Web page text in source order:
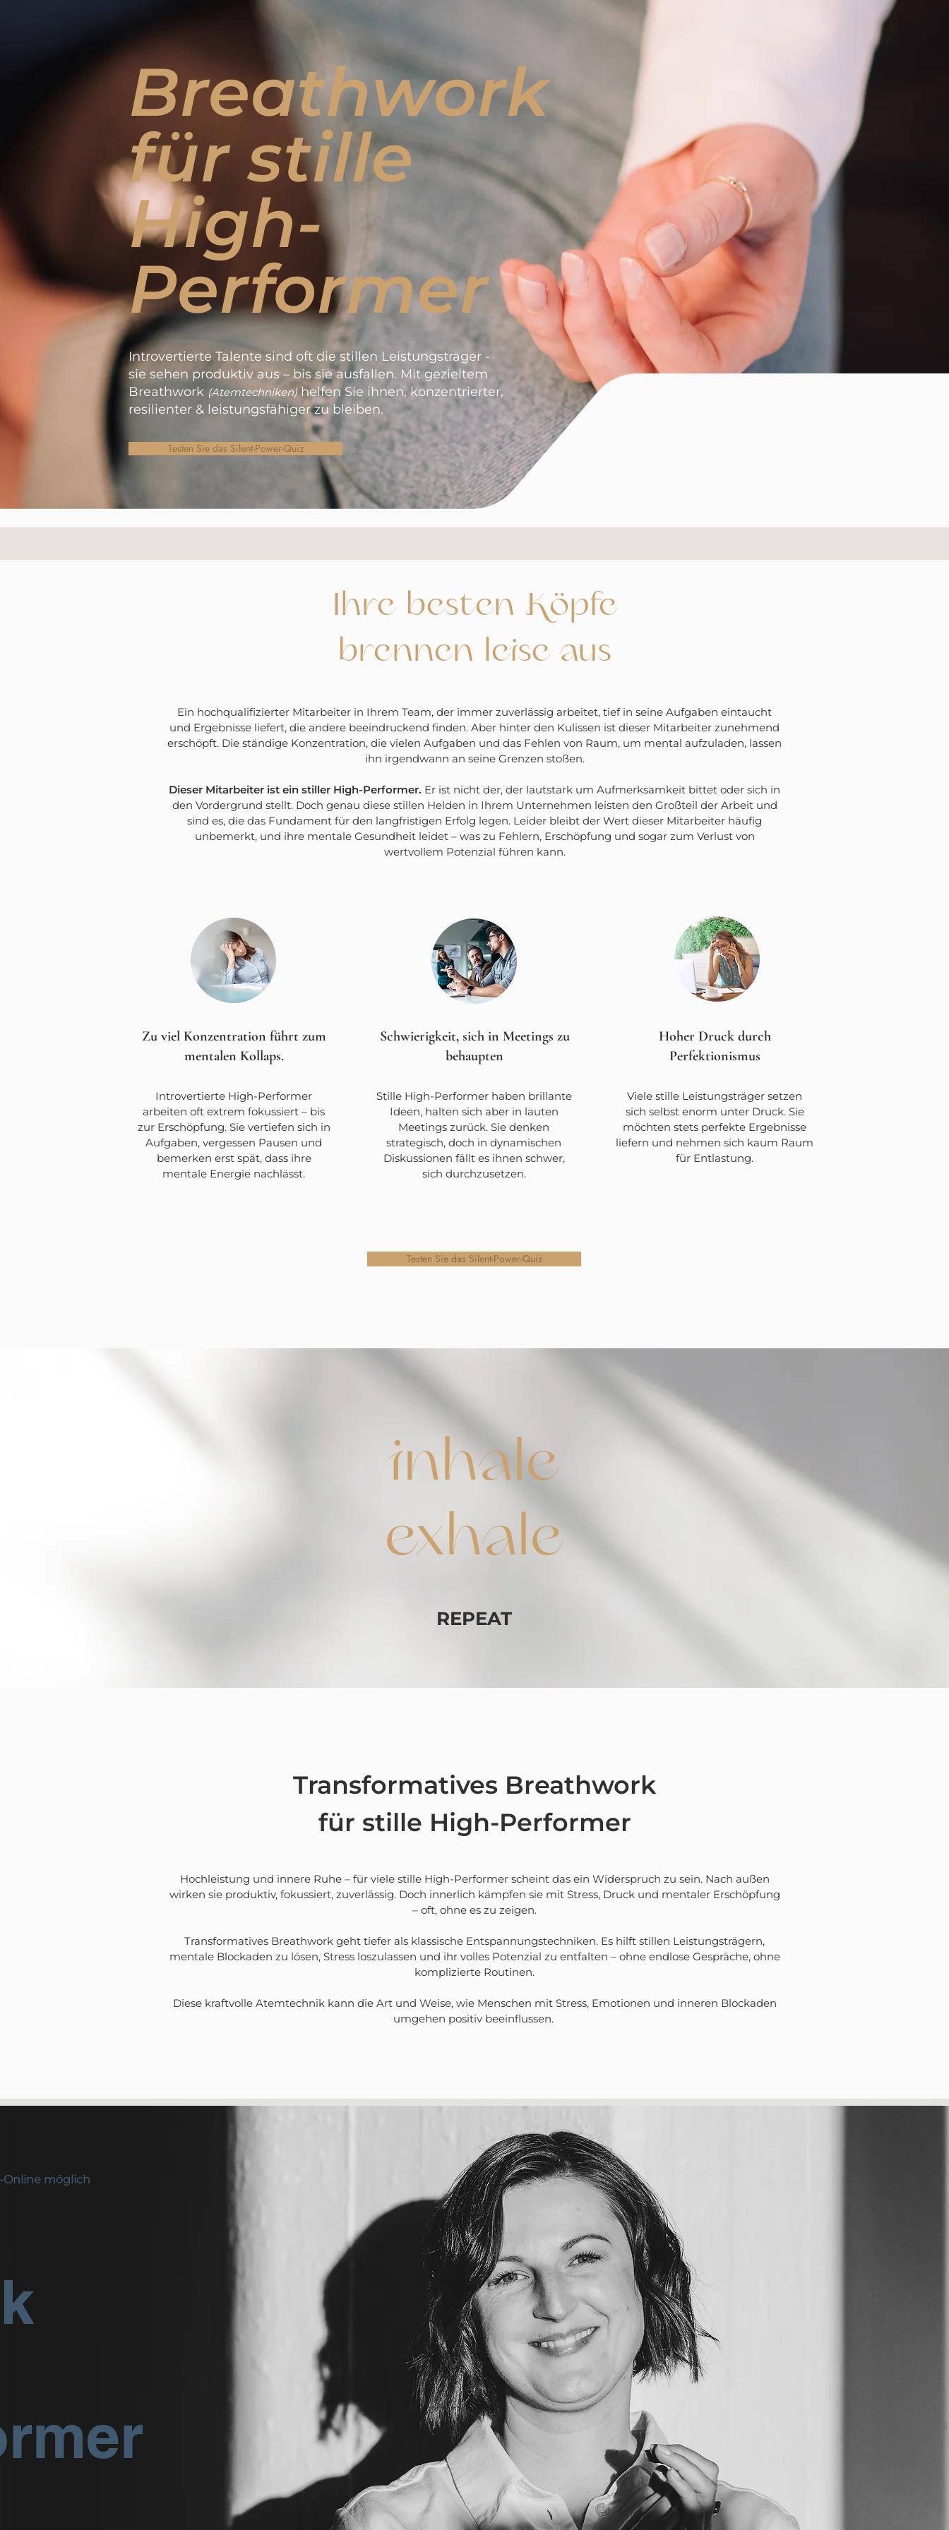
Breathwork
für stille
High-
Performer
​Introvertierte Talente sind oft die stillen Leistungsträger -
sie sehen produktiv aus – bis sie ausfallen. Mit gezieltem
Breathwork (Atemtechniken)helfen Sie ihnen, konzentrierter,
resilienter & leistungsfähiger zu bleiben.
Testen Sie das Silent-Power-Quiz
Ihre besten Köpfe
brennen leise aus
Ein hochqualifizierter Mitarbeiter in Ihrem Team, der immer zuverlässig arbeitet, tief in seine Aufgaben eintaucht
und Ergebnisse liefert, die andere beeindruckend finden. Aber hinter den Kulissen ist dieser Mitarbeiter zunehmend
erschöpft. Die ständige Konzentration, die vielen Aufgaben und das Fehlen von Raum, um mental aufzuladen, lassen
ihn irgendwann an seine Grenzen stoßen.
Dieser Mitarbeiter ist ein stiller High-Performer. Er ist nicht der, der lautstark um Aufmerksamkeit bittet oder sich in
den Vordergrund stellt. Doch genau diese stillen Helden in Ihrem Unternehmen leisten den Großteil der Arbeit und
sind es, die das Fundament für den langfristigen Erfolg legen. Leider bleibt der Wert dieser Mitarbeiter häufig
unbemerkt, und ihre mentale Gesundheit leidet – was zu Fehlern, Erschöpfung und sogar zum Verlust von
wertvollem Potenzial führen kann.
Zu viel Konzentration führt zum
mentalen Kollaps.
Introvertierte High-Performer
arbeiten oft extrem fokussiert – bis
zur Erschöpfung. Sie vertiefen sich in
Aufgaben, vergessen Pausen und
bemerken erst spät, dass ihre
mentale Energie nachlässt.
Schwierigkeit, sich in Meetings zu
behaupten
Stille High-Performer haben brillante
Ideen, halten sich aber in lauten
Meetings zurück. Sie denken
strategisch, doch in dynamischen
Diskussionen fällt es ihnen schwer,
sich durchzusetzen.
Hoher Druck durch
Perfektionismus
Viele stille Leistungsträger setzen
sich selbst enorm unter Druck. Sie
möchten stets perfekte Ergebnisse
liefern und nehmen sich kaum Raum
für Entlastung.
Testen Sie das Silent-Power-Quiz
inhale
exhale
REPEAT
Transformatives Breathwork
für stille High-Performer
Hochleistung und innere Ruhe – für viele stille High-Performer scheint das ein Widerspruch zu sein. Nach außen
wirken sie produktiv, fokussiert, zuverlässig. Doch innerlich kämpfen sie mit Stress, Druck und mentaler Erschöpfung
– oft, ohne es zu zeigen.
Transformatives Breathwork geht tiefer als klassische Entspannungstechniken. Es hilft stillen Leistungsträgern,
mentale Blockaden zu lösen, Stress loszulassen und ihr volles Potenzial zu entfalten – ohne endlose Gespräche, ohne
komplizierte Routinen.
Diese kraftvolle Atemtechnik kann die Art und Weise, wie Menschen mit Stress, Emotionen und inneren Blockaden
umgehen positiv beeinflussen.
Online möglich